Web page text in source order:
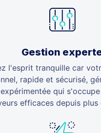
Gestion
l'esprit tranquille car
rapide et sécurisé,
qui
efficaces depuis plus